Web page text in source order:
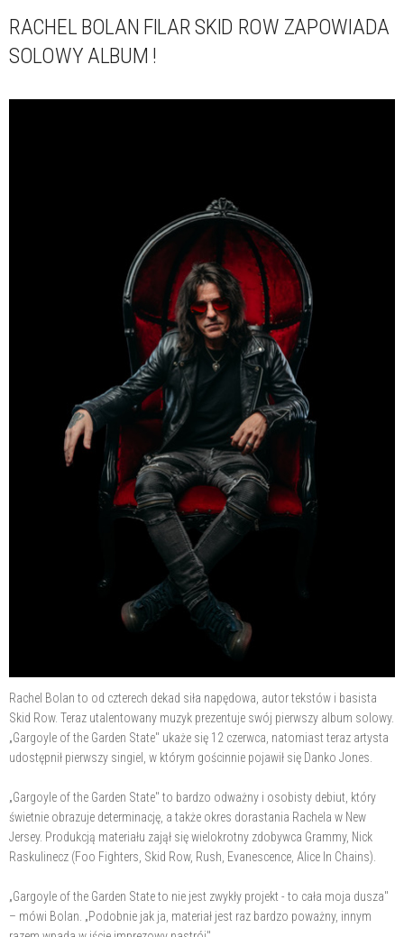
RACHEL BOLAN FILAR SKID ROW ZAPOWIADA
SOLOWY ALBUM !
Rachel Bolan to od czterech dekad siła napędowa, autor tekstów i basista
Skid Row. Teraz utalentowany muzyk prezentuje swój pierwszy album solowy.
„Gargoyle of the Garden State" ukaże się 12 czerwca, natomiast teraz artysta
udostępnił pierwszy singiel, w którym gościnnie pojawił się Danko Jones.
„Gargoyle of the Garden State" to bardzo odważny i osobisty debiut, który
świetnie obrazuje determinację, a także okres dorastania Rachela w New
Jersey. Produkcją materiału zajął się wielokrotny zdobywca Grammy, Nick
Raskulinecz (Foo Fighters, Skid Row, Rush, Evanescence, Alice In Chains).
„Gargoyle of the Garden State to nie jest zwykły projekt - to cała moja dusza"
– mówi Bolan. „Podobnie jak ja, materiał jest raz bardzo poważny, innym